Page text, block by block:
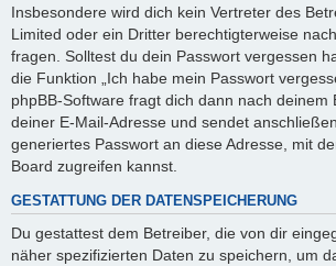
Insbesondere wird dich kein Vertreter des
Limited oder ein Dritter berechtigterweise
fragen. Solltest du dein Passwort vergessen
die Funktion „Ich habe mein Passwort
phpBB-Software fragt dich dann nach deinem
deiner E-Mail-Adresse und sendet
generiertes Passwort an diese Adresse, mit
Board zugreifen kannst.
GESTATTUNG DER DATENSPEICHERUNG
Du gestattest dem Betreiber, die von dir
näher spezifizierten Daten zu speichern, um